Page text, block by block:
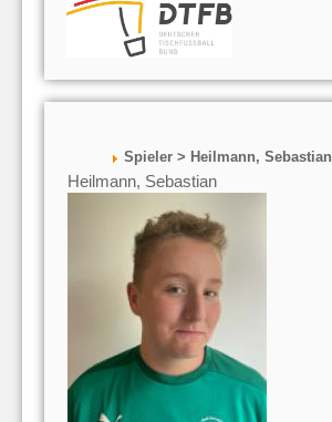
Spieler > Heilmann, Sebastian
Heilmann, Sebastian